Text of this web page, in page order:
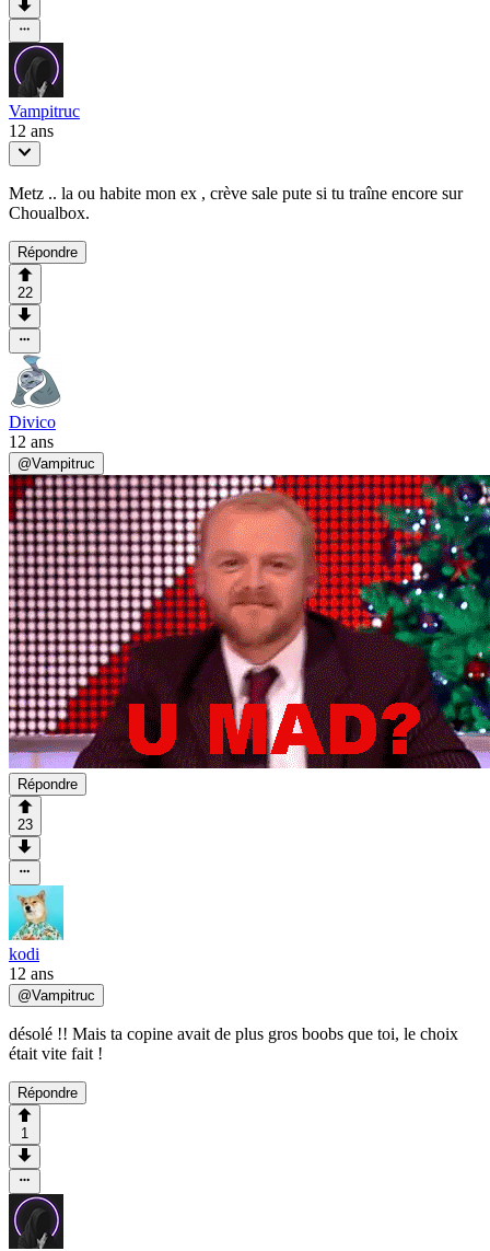
Vampitruc
12 ans
Metz .. la ou habite mon ex , crève sale pute si tu traîne encore sur
Choualbox.
Répondre
22
Divico
12 ans
@Vampitruc
Répondre
23
kodi
12 ans
@Vampitruc
désolé !! Mais ta copine avait de plus gros boobs que toi, le choix
était vite fait !
Répondre
1